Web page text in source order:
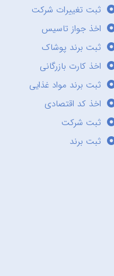
ثبت تغییرات شرکت
اخذ جواز تاسیس
ثبت برند پوشاک
اخذ کارت بازرگانی
ثبت برند مواد غذایی
اخذ کد اقتصادی
ثبت شرکت
ثبت برند